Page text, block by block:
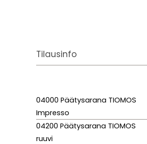
Tilausinfo
04000 Päätysarana TIOMOS
Impresso
04200 Päätysarana TIOMOS
ruuvi